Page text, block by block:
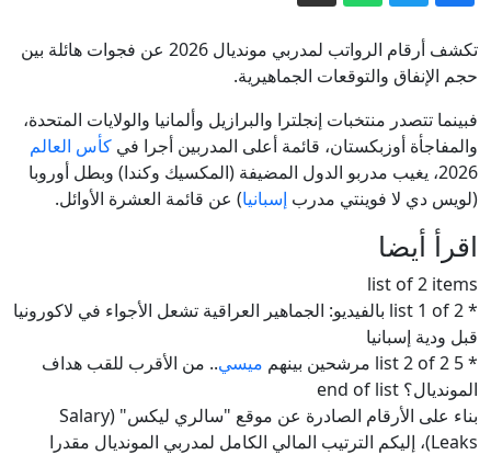
واقع الحياة اليومية فيها
حول الوضع في قطاع دوبروبولسكي في
دونيتسك
الدفاع الروسية: تدمير 281 مسيرة جوية
معادية خلال 12 ساعة
بمفاوضات روما بين لبنان وإسرائيل
تكشف أرقام الرواتب لمدربي مونديال 2026 عن فجوات هائلة بين
حجم الإنفاق والتوقعات الجماهيرية.
فبينما تتصدر منتخبات إنجلترا والبرازيل وألمانيا والولايات المتحدة،
والمفاجأة أوزبكستان، قائمة أعلى المدربين أجرا في كأس العالم
2026، يغيب مدربو الدول المضيفة (المكسيك وكندا) وبطل أوروبا
(لويس دي لا فوينتي مدرب إسبانيا) عن قائمة العشرة الأوائل.
اقرأ أيضا
list of 2 items
* list 1 of 2 بالفيديو: الجماهير العراقية تشعل الأجواء في لاكورونيا
قبل ودية إسبانيا
* list 2 of 2 5 مرشحين بينهم
ميسي.. من الأقرب للقب هداف
المونديال؟ end of list
بناء على الأرقام الصادرة عن موقع "سالري ليكس" (Salary
Leaks)، إليكم الترتيب المالي الكامل لمدربي المونديال مقدرا